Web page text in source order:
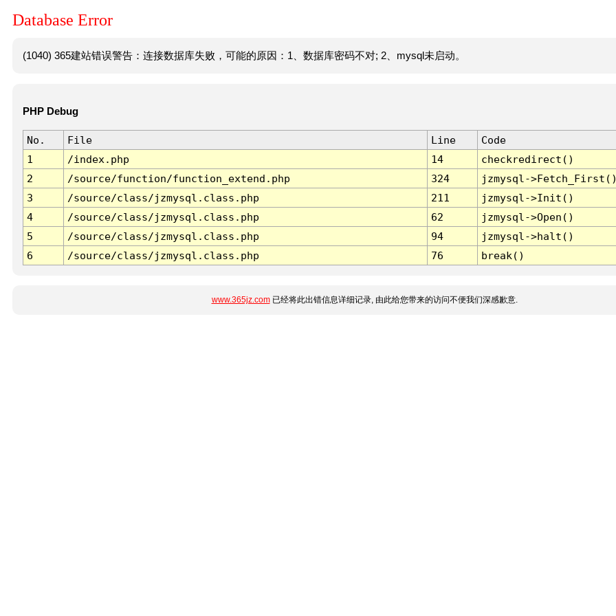
Database Error
(1040) 365建站错误警告：连接数据库失败，可能的原因：1、数据库密码不对; 2、mysql未启动。
PHP Debug
No. File Line
Code
1
/index.php 14
checkredirect()
2
/source/function/function_extend.php 324
jzmysql-
3
/source/class/jzmysql.class.php 211
jzmysql->Init()
4
/source/class/jzmysql.class.php 62
jzmysql->Open()
5
/source/class/jzmysql.class.php 94
jzmysql->halt()
6
/source/class/jzmysql.class.php 76 break()
www.365jz.com已经将此出错信息详细记录, 由此给您带来的访问不便我们深感歉意.